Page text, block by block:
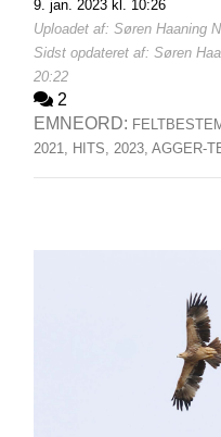
9. jan. 2023 kl. 10:26
Uploadet af: Søren Haaning
Sidst opdateret af: Søren
20:22
2
EMNEORD:
2021, HITS, 2023, AGGER-